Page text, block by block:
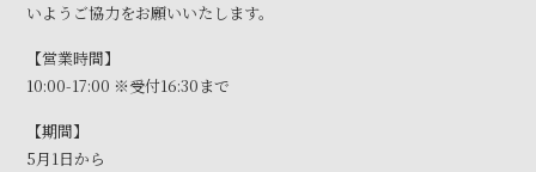
いようご協力をお願いいたします。
【営業時間】
10:00-17:00 ※受付16:30まで
【期間】
5月1日から